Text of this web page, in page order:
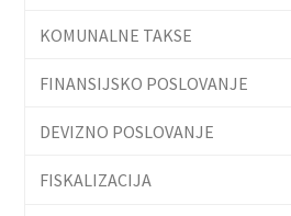
KOMUNALNE TAKSE
FINANSIJSKO POSLOVANJE
DEVIZNO POSLOVANJE
FISKALIZACIJA